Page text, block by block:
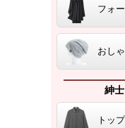
フォ
おし
紳
トッ